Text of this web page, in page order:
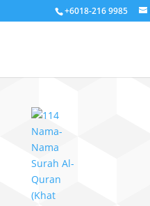
+6018-216 9985